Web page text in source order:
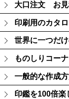
大口注文 お見
印刷用のカタ
世界に一つだ
ものしりコー
一般的な作成
印鑑を100倍楽